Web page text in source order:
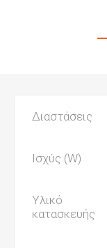
Διαστάσεις
Ισχύς (W)
Υλικό
κατασκευής